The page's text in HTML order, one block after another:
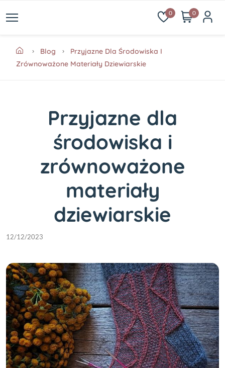
0 0
Blog
Przyjazne Dla Środowiska I
Zrównoważone Materiały Dziewiarskie
Przyjazne dla
środowiska i
zrównoważone
materiały
dziewiarskie
12/12/2023